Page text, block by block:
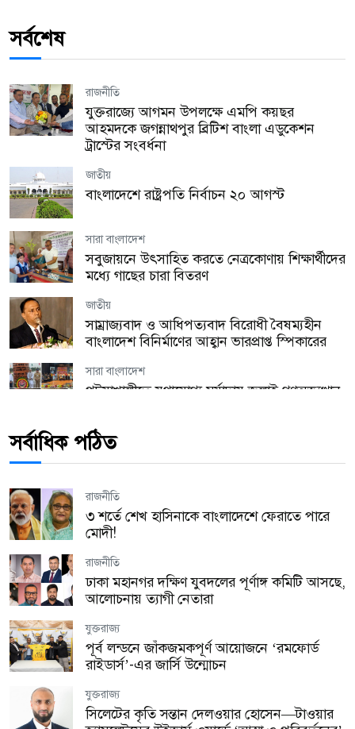
সর্বশেষ
রাজনীতি
যুক্তরাজ্যে আগমন উপলক্ষে এমপি কয়ছর
আহমদকে জগন্নাথপুর ব্রিটিশ বাংলা এডুকেশন
ট্রাস্টের সংবর্ধনা
জাতীয়
বাংলাদেশে রাষ্ট্রপতি নির্বাচন ২০ আগস্ট
সারা বাংলাদেশ
সবুজায়নে উৎসাহিত করতে নেত্রকোণায় শিক্ষার্থীদের
মধ্যে গাছের চারা বিতরণ
জাতীয়
সাম্রাজ্যবাদ ও আধিপত্যবাদ বিরোধী বৈষম্যহীন
বাংলাদেশ বিনির্মাণের আহ্বান ভারপ্রাপ্ত স্পিকারের
সারা বাংলাদেশ
পটুয়াখালীতে যথাযোগ্য মর্যাদায় জুলাই গণঅভ্যুত্থান
যুক্তরাজ্য
হ্যারিঙ্গে কাউন্সিল উৎসবের প্রস্তুতি সভা অনুষ্ঠিত!
যুক্তরাজ্য
লন্ডনে অবৈধ কর্মীদের বিরুদ্ধে বড় অভিযান, এক
বছরে গ্রেপ্তার ২,১৭২
প্রবাস
মালয়েশিয়ায় তিন বাংলাদেশির রহস্যজনক মৃত্যু,
নিজেদের মধ্যে মারামারির দাবি পুলিশের
জাতীয়
জামায়াত নেতার বিরুদ্ধে স্কুলছাত্রীকে ধর্ষণচেষ্টার
অভিযোগ, শিক্ষাপ্রতিষ্ঠানে ভাঙচুর ও অগ্নিসংযোগ
জাতীয়
ভারত সরকারের সঙ্গে শেখ হাসিনার অনুষ্ঠানের কোনো
সর্বাধিক পঠিত
রাজনীতি
৩ শর্তে শেখ হাসিনাকে বাংলাদেশে ফেরাতে পারে
মোদী!
রাজনীতি
ঢাকা মহানগর দক্ষিণ যুবদলের পূর্ণাঙ্গ কমিটি আসছে,
আলোচনায় ত্যাগী নেতারা
যুক্তরাজ্য
পূর্ব লন্ডনে জাঁকজমকপূর্ণ আয়োজনে ‘রমফোর্ড
রাইডার্স’-এর জার্সি উন্মোচন
যুক্তরাজ্য
সিলেটের কৃতি সন্তান দেলওয়ার হোসেন—টাওয়ার